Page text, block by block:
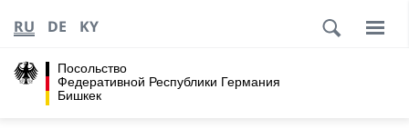
Посольство
Федеративной Республики Германия
Бишкек
RU DE KY